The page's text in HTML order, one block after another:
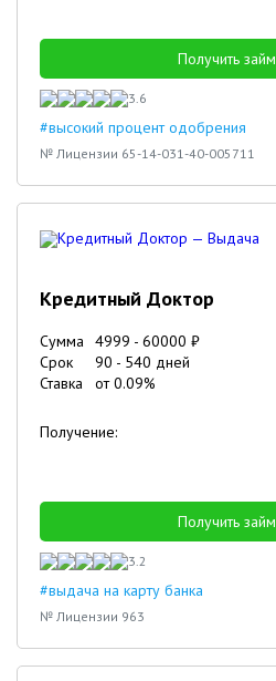
Получить займ
3.6
#высокий процент одобрения
№ Лицензии 65-14-031-40-005711
Кредитный Доктор
Сумма 4999 - 60000 ₽
Срок
90 - 540 дней
Ставка
от0.09%
Получение:
Получить займ
3.2
#выдача на карту банка
№ Лицензии 963